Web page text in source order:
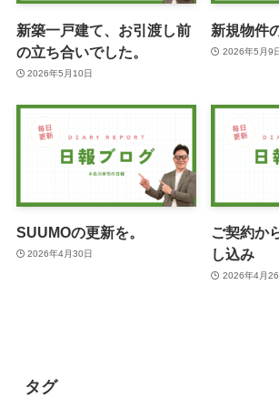
新築一戸建て、お引渡し前
の立ち合いでした。
2026年5月10日
新規物件
2026年5月9
SUUMOの更新を。
2026年4月30日
ご契約か
し込み
2026年4月26
タグ